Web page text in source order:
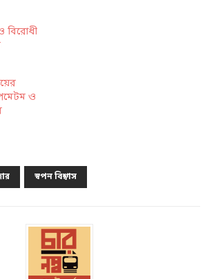
বিরোধী
ও
স্বপন বিশ্বাস